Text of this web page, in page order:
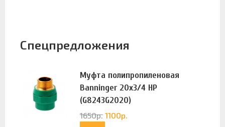
Спецпредложения
Муфта полипропиленовая
Banninger 20х3/4 НР
(G8243G2020)
1650р. 1100р.